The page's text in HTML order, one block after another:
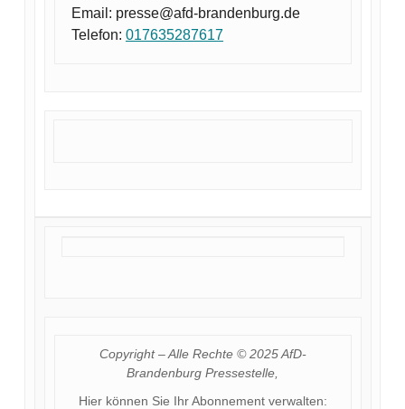
Email: presse@afd-brandenburg.de
Telefon: 017635287617
Copyright – Alle Rechte © 2025 AfD-
Brandenburg Pressestelle,
Hier können Sie Ihr Abonnement verwalten: